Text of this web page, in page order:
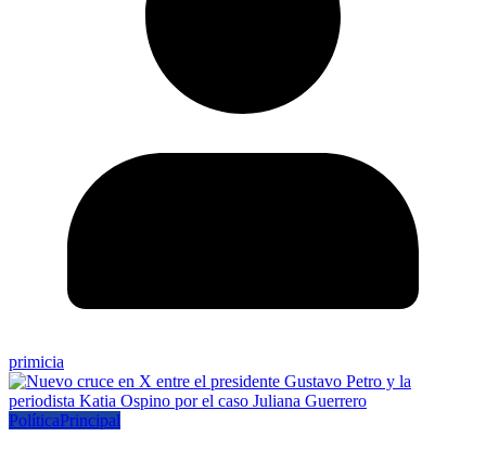
primicia
PolíticaPrincipal